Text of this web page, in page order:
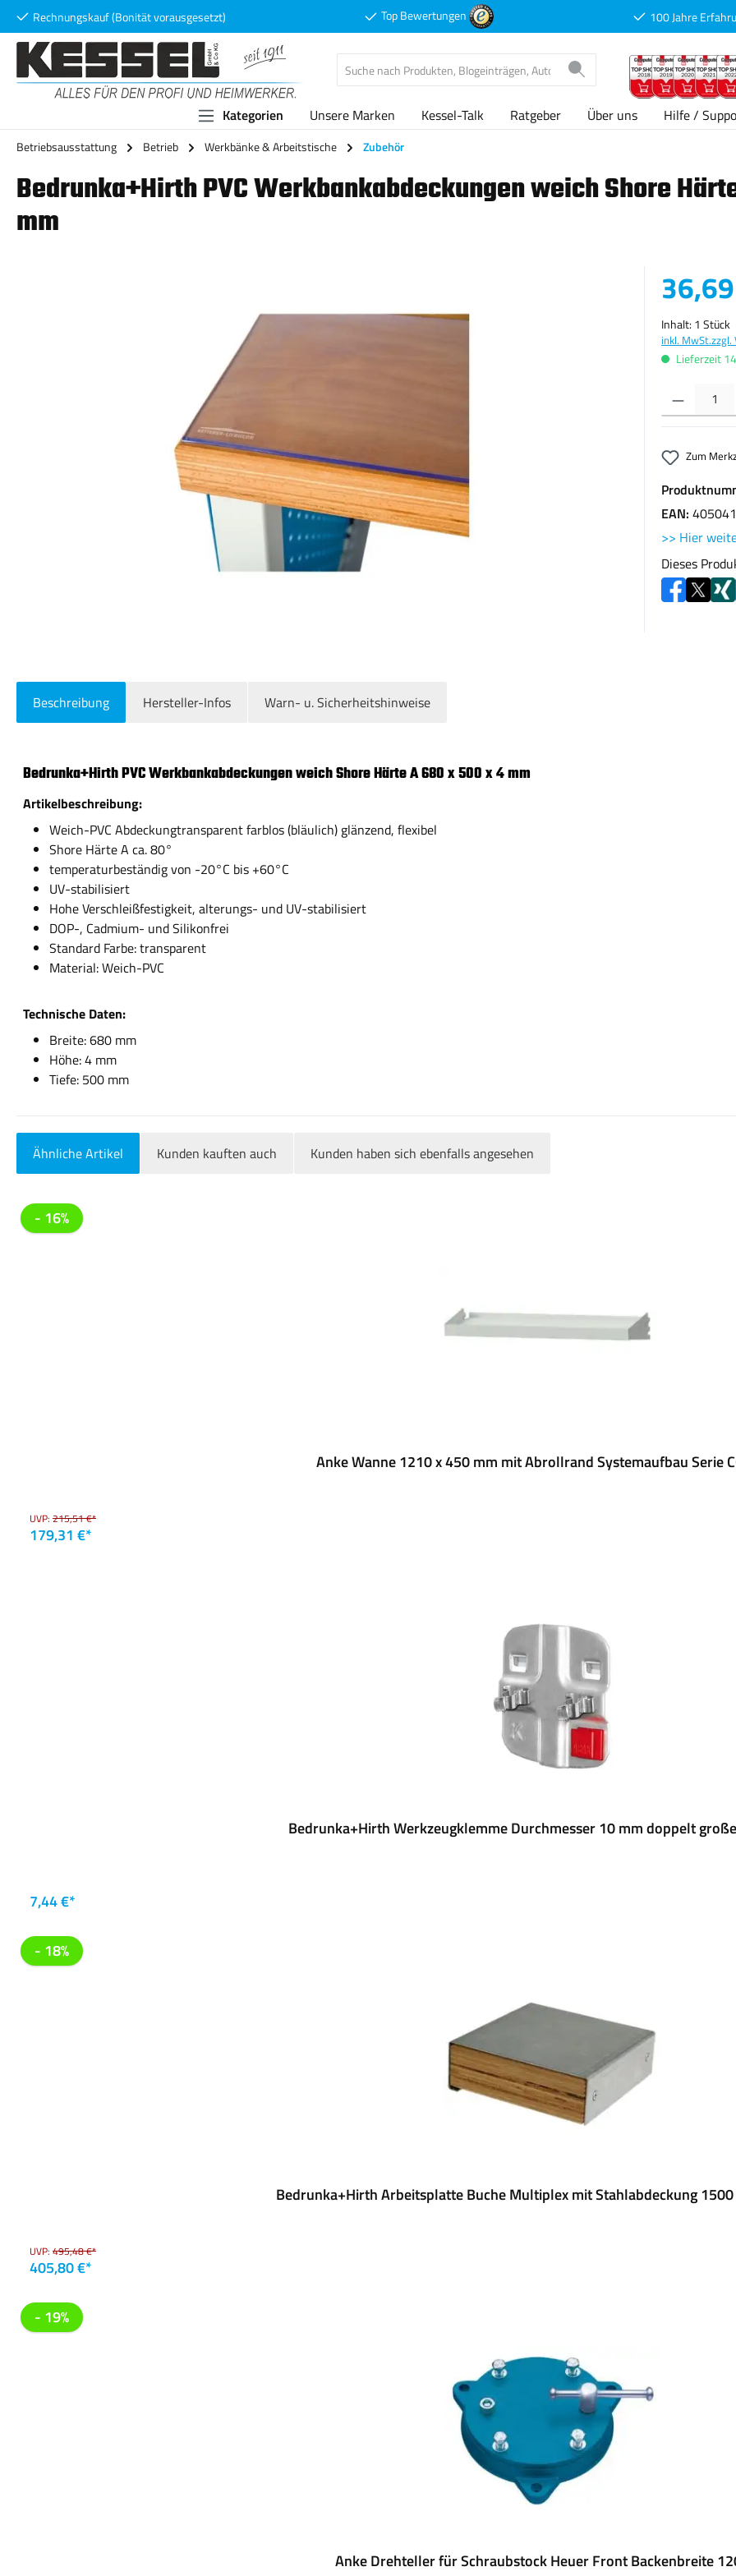
Hauptinhalt springen
Zur Suche springen
Zur Hauptnavigation springen
Rechnungskauf (Bonität vorausgesetzt) Top Bewertungen 100 Jahre
Kategorien Unsere Marken Kessel-Talk Ratgeber Über uns Hilfe /
Betriebsausstattung Betrieb Werkbänke & Arbeitstische Zubehör
Bedrunka+Hirth PVC Werkbankabdeckungen weich Shore
mm
Verkaufspreis:
Inhalt: 1 Stück
inkl. MwSt.zzgl.
Lieferzeit
Produkt Anzahl:
Zum
EAN:
>> Hier
Dieses
Beschreibung Hersteller-Infos Warn- u. Sicherheitshinweise
Bedrunka+Hirth PVC Werkbankabdeckungen weich Shore Härte A 680 x 500 x 4 mm
Artikelbeschreibung:
Weich-PVC Abdeckungtransparent farblos (bläulich) glänzend, flexibel
Shore Härte A ca. 80°
temperaturbeständig von -20°C bis +60°C
UV-stabilisiert
Hohe Verschleißfestigkeit, alterungs- und UV-stabilisiert
DOP-, Cadmium- und Silikonfrei
Standard Farbe: transparent
Material: Weich-PVC
Technische Daten:
Breite: 680 mm
Höhe: 4 mm
Tiefe: 500 mm
Ähnliche Artikel Kunden kauften auch Kunden haben sich ebenfalls angesehen
Produktgalerie überspringen
- 16%
Anke Wanne 1210 x 450 mm mit Abrollrand Systemaufbau Serie
UVP: 215,51 €*
179,31 €*
Bedrunka+Hirth Werkzeugklemme Durchmesser 10 mm doppelt
7,44 €*
- 18%
Bedrunka+Hirth Arbeitsplatte Buche Multiplex mit Stahlabdeckung
UVP: 495,48 €*
405,80 €*
- 19%
Anke Drehteller für Schraubstock Heuer Front Backenbreite